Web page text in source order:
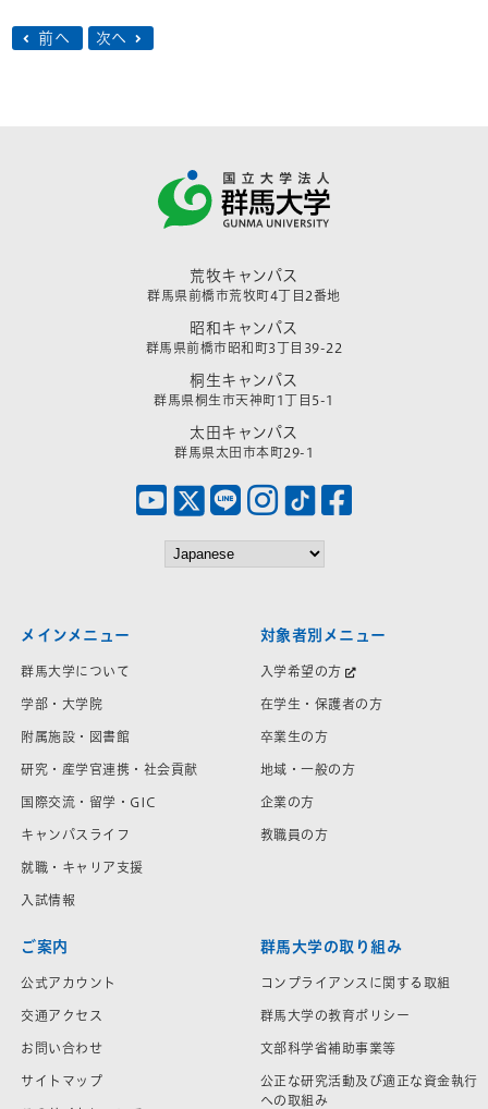
前へ 次へ
荒牧キャンパス
群馬県前橋市荒牧町4丁目2番地
昭和キャンパス
群馬県前橋市昭和町3丁目39-22
桐生キャンパス
群馬県桐生市天神町1丁目5-1
太田キャンパス
群馬県太田市本町29-1
メインメニュー
群馬大学について
学部・大学院
附属施設・図書館
研究・産学官連携・社会貢献
国際交流・留学・GIC
キャンパスライフ
就職・キャリア支援
入試情報
対象者別メニュー
入学希望の方
在学生・保護者の方
卒業生の方
地域・一般の方
企業の方
教職員の方
ご案内
公式アカウント
交通アクセス
お問い合わせ
サイトマップ
群馬大学の取り組み
コンプライアンスに関する取組
群馬大学の教育ポリシー
文部科学省補助事業等
公正な研究活動及び適正な資金執行
への取組み